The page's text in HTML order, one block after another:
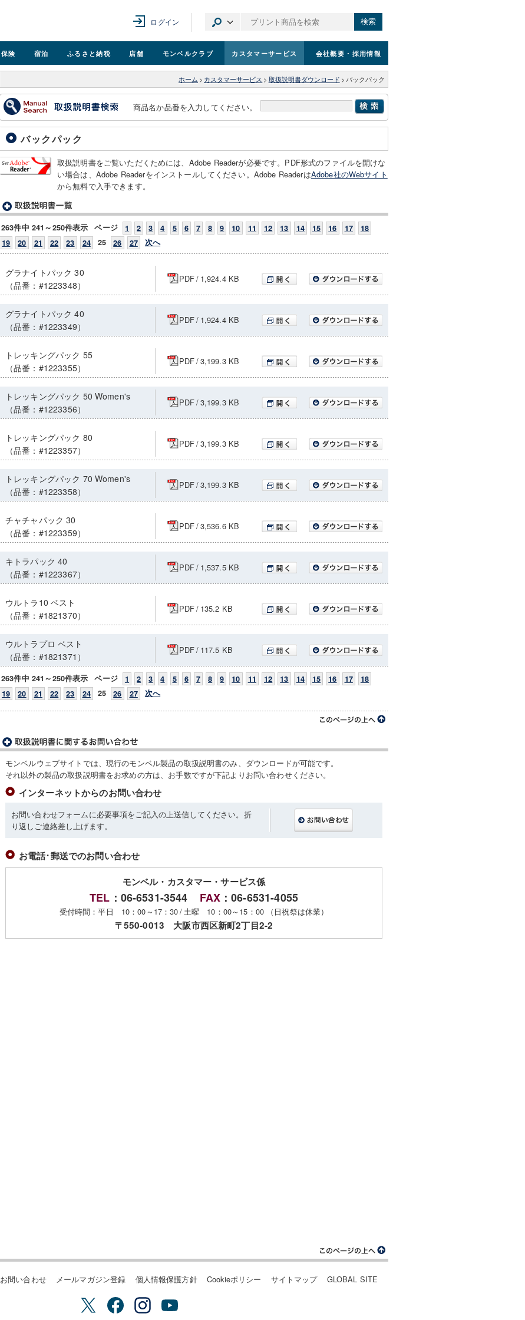
ログイン 検索
保険 宿泊 ふるさと納税 店舗 モンベルクラブ カスタマーサービス 会社概要 ・採用情報
ホーム > カスタマーサービス > 取扱説明書ダウンロード > バックパック
商品名か品番を入力してください。
バックパック
取扱説明書をご覧いただくためには、Adobe Readerが必要です。PDF形式のファイルを開けな
い場合は、Adobe Readerをインストールしてください。Adobe ReaderはAdobe社のWebサイト
から無料で入手できます。
263件中 241～250件表示 ページ 1 2 3 4 5 6 7 8 9 10 11 12 13 14 15 16 17
18
19
20 21 22 23 24 25 26 27 次へ
グラナイトパック 30
（品番：#1223348）
PDF/ 1,924.4 KB
グラナイトパック 40
（品番：#1223349）
PDF/ 1,924.4 KB
トレッキングパック 55
（品番：#1223355）
PDF/3,199.3 KB
トレッキングパック 50 Women's
（品番：#1223356）
PDF/3,199.3 KB
トレッキングパック 80
（品番：#1223357）
PDF/3,199.3 KB
トレッキングパック 70 Women's
（品番：#1223358）
PDF/3,199.3 KB
チャチャパック 30
（品番：#1223359）
PDF/3,536.6 KB
キトラパック 40
（品番：#1223367）
PDF/ 1,537.5 KB
ウルトラ10 ベスト
（品番：#1821370）
PDF/ 135.2 KB
ウルトラプロ ベスト
（品番：#1821371）
PDF/ 117.5 KB
263件中 241～250件表示 ページ 1 2 3 4 5 6 7 8 9 10 11 12 13 14 15 16 17
18
19
20 21 22 23 24 25 26 27 次へ
モンベルウェブサイトでは、現行のモンベル製品の取扱説明書のみ、ダウンロードが可能です。
それ以外の製品の取扱説明書をお求めの方は、お手数ですが下記よりお問い合わせください。
インターネットからのお問い合わせ
お問い合わせフォームに必要事項をご記入の上送信してください。折
り返しご連絡差し上げます。
お電話･郵送でのお問い合わせ
モンベル・カスタマー・サービス係
TEL ：06-6531-3544 FAX：06-6531-4055
受付時間：平日 10：00～17：30/土曜 10：00～15：00 （日祝祭は休業）
〒550-0013 大阪市西区新町2丁目2-2
お問い合わせ メールマガジン登録 個人情報保護方針 Cookieポリシー サイトマップ GLOBAL SITE